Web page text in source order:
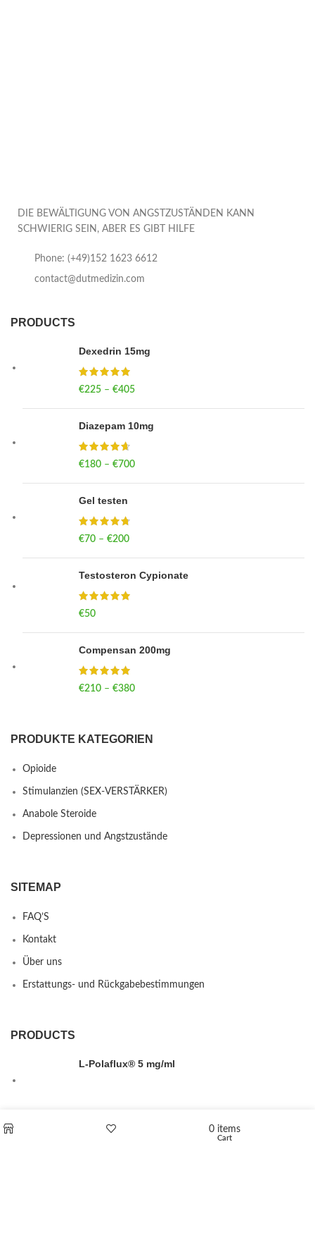
DIE BEWÄLTIGUNG VON ANGSTZUSTÄNDEN KANN
SCHWIERIG SEIN, ABER ES GIBT HILFE
Phone: (+49)152 1623 6612
contact@dutmedizin.com
PRODUCTS
Dexedrin 15mg
€225 – €405
Diazepam 10mg
€180 – €700
Gel testen
€70 – €200
Testosteron Cypionate
€50
Compensan 200mg
€210 – €380
PRODUKTE KATEGORIEN
Opioide
Stimulanzien (SEX-VERSTÄRKER)
Anabole Steroide
Depressionen und Angstzustände
SITEMAP
FAQ’S
Kontakt
Über uns
Erstattungs- und Rückgabebestimmungen
PRODUCTS
L-Polaflux® 5 mg/ml
Levomethadone L-Poladdict 20 mg 98 Tab
0 items
Cart